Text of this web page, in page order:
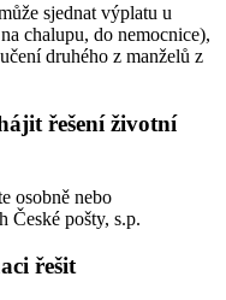
sjednat výplatu u
chalupu, do nemocnice),
druhého z manželů z
řešení životní
osobně nebo
České pošty, s.p.
řešit